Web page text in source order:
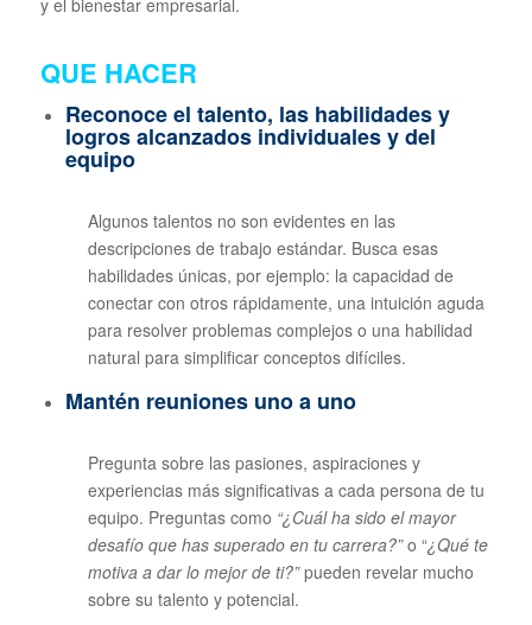
QUE HACER
Reconoce el talento, las habilidades y
logros alcanzados individuales y del
equipo
Algunos talentos no son evidentes en las
descripciones de trabajo estándar. Busca esas
habilidades únicas, por ejemplo: la capacidad de
conectar con otros rápidamente, una intuición aguda
para resolver problemas complejos o una habilidad
natural para simplificar conceptos difíciles.
Mantén reuniones uno a uno
Pregunta sobre las pasiones, aspiraciones y
experiencias más significativas a cada persona de tu
equipo. Preguntas como “¿Cuál ha sido el mayor
desafío que has superado en tu carrera?”o “¿Qué te
motiva a dar lo mejor de ti?”pueden revelar mucho
sobre su talento y potencial.